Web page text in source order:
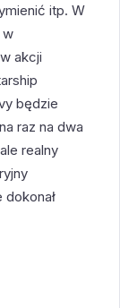
itp. W
w
akcji
będzie
raz na dwa
realny